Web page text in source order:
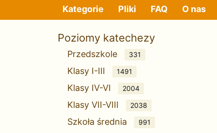
Kategorie Pliki FAQ O nas
Poziomy katechezy
Przedszkole 331
Klasy I-III 1491
Klasy IV-VI 2004
Klasy VII-VIII 2038
Szkoła średnia 991